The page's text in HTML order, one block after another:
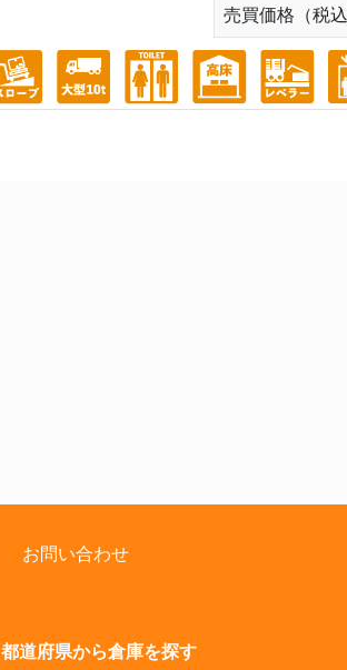
売買価格（税込
お問い合わせ
都道府県から倉庫を探す